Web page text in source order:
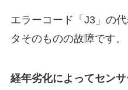
エラーコード「J3」の
タそのものの故障です。
経年劣化によってセン